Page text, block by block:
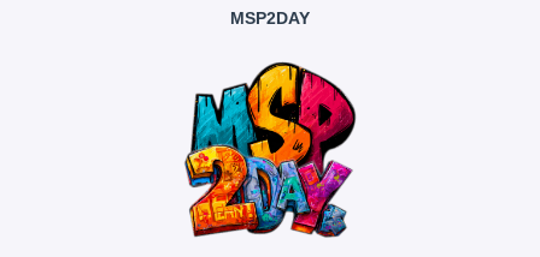
MSP2DAY